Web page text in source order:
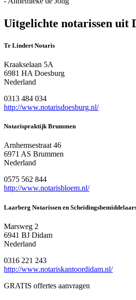
Uitgelichte notarissen uit
Te Lindert Notaris
Kraakselaan 5A
6981 HA Doesburg
Nederland
0313 484 034
http://www.notarisdoesburg.nl/
Notarispraktijk Brummen
Arnhemsestraat 46
6971 AS Brummen
Nederland
0575 562 844
http://www.notarisbloem.nl/
Laarberg Notarissen en
Marsweg 2
6941 BJ Didam
Nederland
0316 221 243
http://www.notariskantoordidam.nl/
GRATIS offertes aanvragen